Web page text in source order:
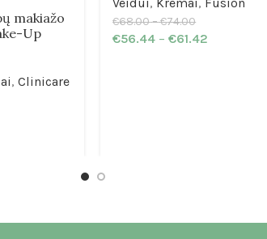
makiažo
Up
, Clinicare
€68.00–€74.00
€56.44 – €61.42